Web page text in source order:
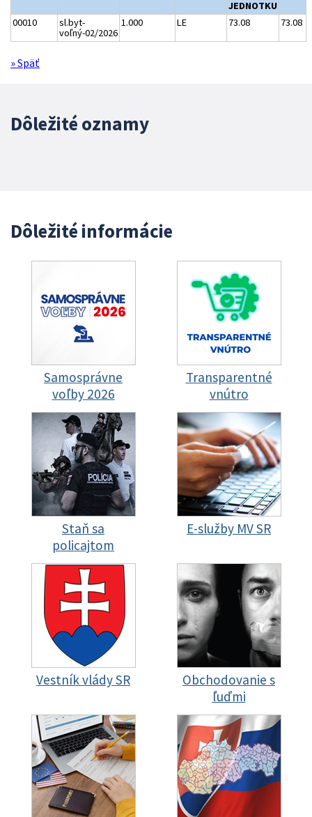
JEDNOTKU
00010
sl.byt-
voľný-02/2026
1.000 LE 73.08 73.08
» Späť
Dôležité oznamy
Dôležité informácie
Samosprávne
voľby 2026
Transparentné
vnútro
Staň sa
policajtom
E-služby MV SR
Vestník vlády SR
Obchodovanie s
ľuďmi